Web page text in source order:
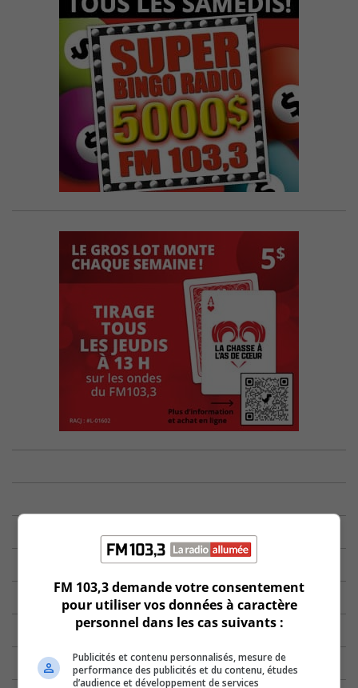
FM 103,3 demande votre consentement
pour utiliser vos données à caractère
personnel dans les cas suivants :
Publicités et contenu personnalisés, mesure de
performance des publicités et du contenu, études
d’audience et développement de services